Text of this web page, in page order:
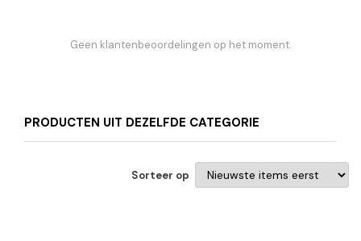
Geen klantenbeoordelingen op het moment.
PRODUCTEN UIT DEZELFDE CATEGORIE
Sorteer op